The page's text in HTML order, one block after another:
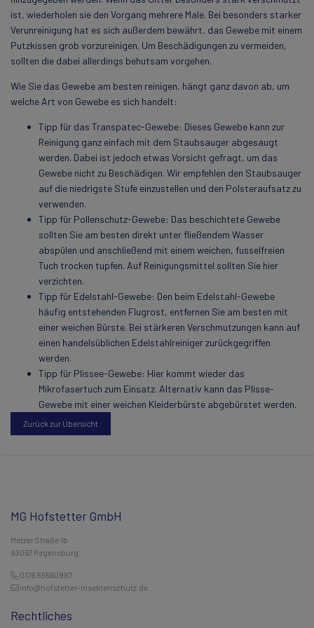
Zurück zur Übersicht
ist, wiederholen sie den Vorgang mehrere Male. Bei besonders starker
Verunreinigung hat es sich außerdem bewährt, das Gewebe mit einem
Putzkissen grob vorzureinigen. Um Beschädigungen zu vermeiden,
sollten die dabei allerdings behutsam vorgehen.
Wie Sie das Gewebe am besten reinigen, hängt ganz davon ab, um
welche Art von Gewebe es sich handelt:
Tipp für das Transpatec-Gewebe: Dieses Gewebe kann zur
Reinigung ganz einfach mit dem Staubsauger abgesaugt
werden. Dabei ist jedoch etwas Vorsicht gefragt, um das
Gewebe nicht zu Beschädigen. Wir empfehlen den Staubsauger
auf die niedrigste Stufe einzustellen und den Polsteraufsatz zu
verwenden.
Tipp für Pollenschutz-Gewebe: Das beschichtete Gewebe
sollten Sie am besten direkt unter fließendem Wasser
abspülen und anschließend mit einem weichen, fusselfreien
Tuch trocken tupfen. Auf Reinigungsmittel sollten Sie hier
verzichten.
Tipp für Edelstahl-Gewebe: Den beim Edelstahl-Gewebe
häufig entstehenden Flugrost, entfernen Sie am besten mit
einer weichen Bürste. Bei stärkeren Verschmutzungen kann auf
einen handelsüblichen Edelstahlreiniger zurückgegriffen
werden.
Tipp für Plissee-Gewebe: Hier kommt wieder das
Mikrofasertuch zum Einsatz. Alternativ kann das Plisse-
Gewebe mit einer weichen Kleiderbürste abgebürstet werden.
MG Hofstetter GmbH
Metzer Straße 1b
93057 Regensburg
0176 85560987
info@hofstetter-insektenschutz.de
Rechtliches